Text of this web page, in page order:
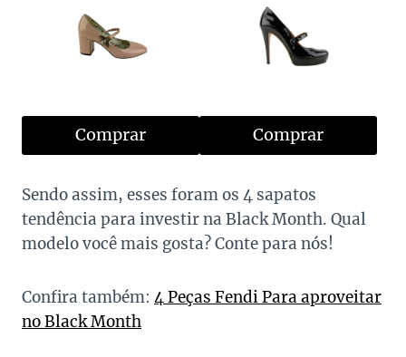
Comprar Comprar
Sendo assim, esses foram os 4 sapatos
tendência para investir na Black Month. Qual
modelo você mais gosta? Conte para nós!
Confira também: 4 Peças Fendi Para aproveitar
no Black Month